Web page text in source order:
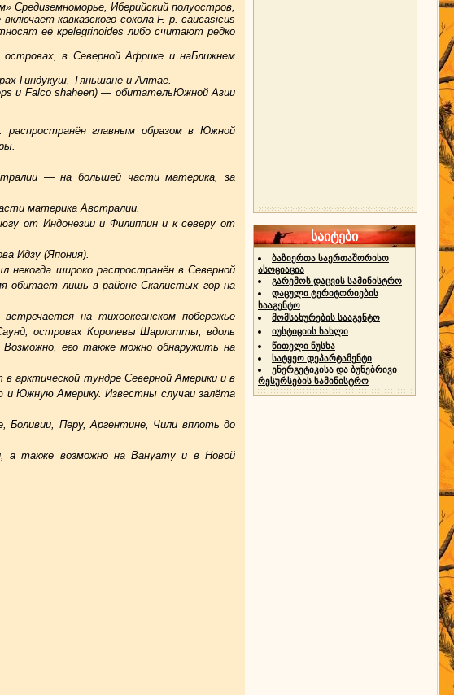
Средиземноморье, Иберийский полуостров,
кавказского сокола F. p. caucasicus
её кpelegrinoides либо считают редко
островах, в Северной Африке и наБлижнем
Гиндукуш, Тяньшане и Алтае.
и Falco shaheen) — обитательЮжной Азии
распространён главным образом в Южной
— на большей части материка, за
материка Австралии.
от Индонезии и Филиппин и к северу от
Идзу (Япония).
некогда широко распространён в Северной
обитает лишь в районе Скалистых гор на
на тихоокеанском побережье
островах Королевы Шарлотты, вдоль
Возможно, его также можно обнаружить на
арктической тундре Северной Америки и в
и Южную Америку. Известны случаи залёта
Перу, Аргентине, Чили вплоть до
а также возможно на Вануату и в Новой
საიტები
ბაზიერთა საერთაშორისო
ასოციაცია
გარემოს დაცვის სამინისტრო
დაცული ტერიტორიების
სააგენტო
მომსახურების სააგენტო
იუსტიციის სახლი
წითელი ნუსხა
სატყეო დეპარტამენტი
ენერგეტიკისა და ბუნებრივი
რესურსების სამინისტრო